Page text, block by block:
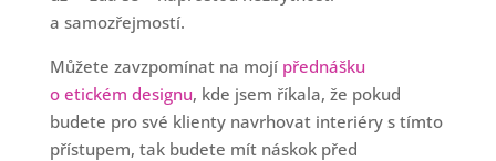
a samozřejmostí.
Můžete zavzpomínat na mojí přednášku
o etickém designu, kde jsem říkala, že pokud
budete pro své klienty navrhovat interiéry s tímto
přístupem, tak budete mít náskok před